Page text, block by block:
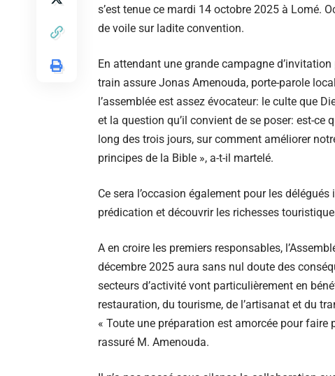
s’est tenue ce mardi 14 octobre 2025 à Lomé.
de voile sur ladite convention.
En attendant une grande campagne
train assure Jonas Amenouda, porte-parole
l’assemblée est assez évocateur: le culte que
et la question qu’il convient de se poser: est-ce
long des trois jours, sur comment améliorer
principes de la Bible », a-t-il martelé.
Ce sera l’occasion également pour les
prédication et découvrir les richesses
A en croire les premiers responsables,
décembre 2025 aura sans nul doute des
secteurs d’activité vont particulièrement en
restauration, du tourisme, de l’artisanat et du
« Toute une préparation est amorcée pour
rassuré M. Amenouda.